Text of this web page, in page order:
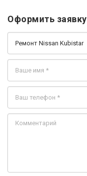
Оформить заявку